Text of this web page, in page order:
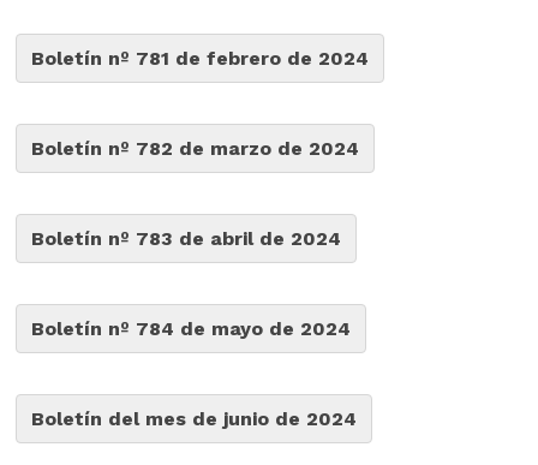
Boletín nº 781 de febrero de 2024
Boletín nº 782 de marzo de 2024
Boletín nº 783 de abril de 2024
Boletín nº 784 de mayo de 2024
Boletín del mes de junio de 2024